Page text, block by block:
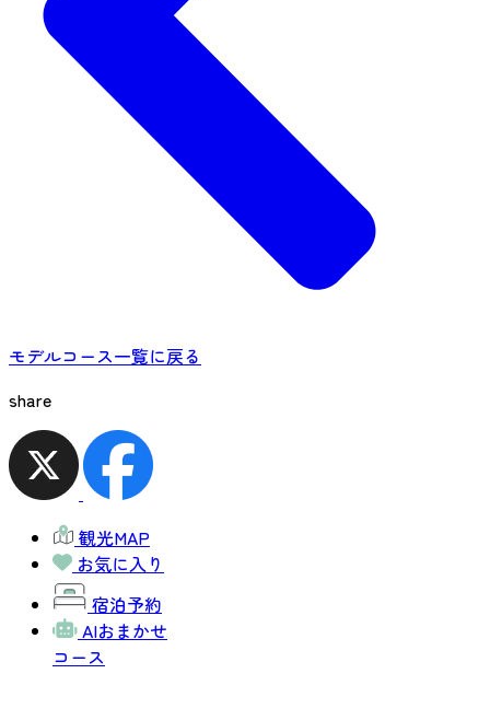
モデルコース一覧に戻る
share
観光MAP
お気に入り
宿泊予約
AIおまかせ
コース